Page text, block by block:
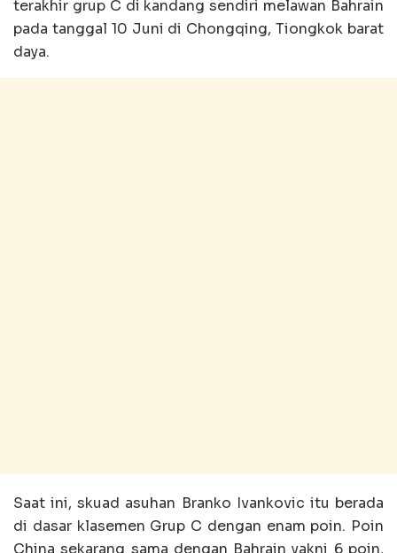
terakhir grup C di kandang sendiri melawan Bahrain
pada tanggal 10 Juni di Chongqing, Tiongkok barat
daya.
Saat ini, skuad asuhan Branko Ivankovic itu berada
di dasar klasemen Grup C dengan enam poin. Poin
China sekarang sama dengan Bahrain yakni 6 poin,